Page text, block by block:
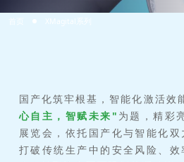
XMagital系列
国产化筑牢根基，智能化激活效
心自主，智赋未来" 为题，精彩
展览会，依托国产化与智能化
打破传统生产中的安全风险、